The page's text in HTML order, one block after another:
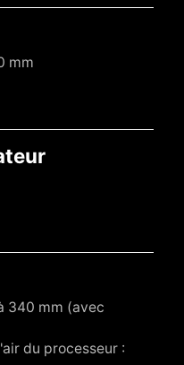
mm
340 mm (avec
du processeur :